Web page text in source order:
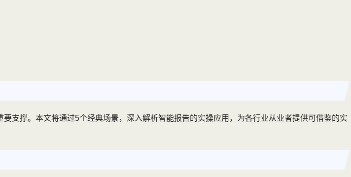
支撑。本文将通过5个经典场景，深入解析智能报告的实操应用，为各行业从业者提供可借鉴的实